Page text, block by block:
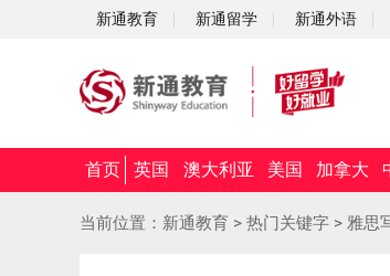
新通教育 新通留学 新通外语
首页 英国 澳大利亚 美国 加拿大
当前位置： 新通教育 > 热门关键字 > 雅思